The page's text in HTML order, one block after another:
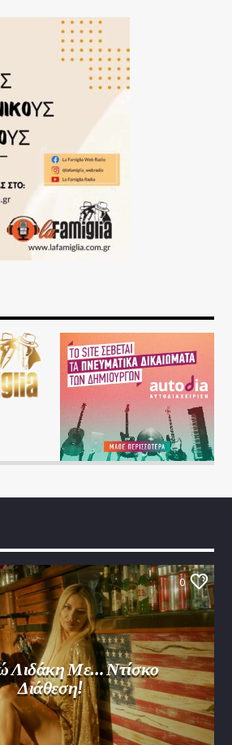
0
Λιδάκη Με… Ντίσκο
Διάθεση!